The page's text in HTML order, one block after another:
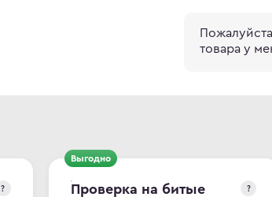
товара у
?
Выгодно
Проверка на битые
?